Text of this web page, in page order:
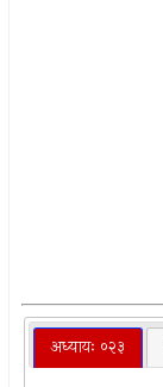
अध्यायः ०२३